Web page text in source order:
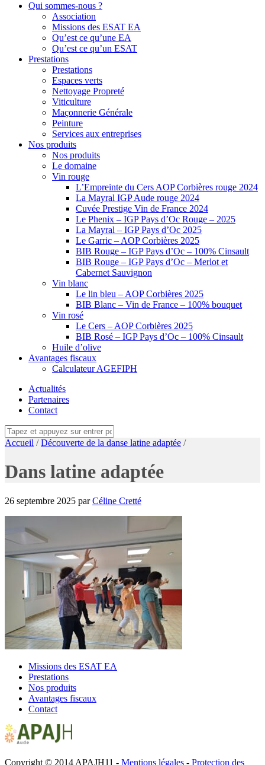
Qui sommes-nous ?
Association
Missions des ESAT EA
Qu’est ce qu’une EA
Qu’est ce qu’un ESAT
Prestations
Prestations
Espaces verts
Nettoyage Propreté
Viticulture
Maçonnerie Générale
Peinture
Services aux entreprises
Nos produits
Nos produits
Le domaine
Vin rouge
L’Empreinte du Cers AOP Corbières rouge 2024
La Mayral IGP Aude rouge 2024
Cuvée Prestige Vin de France 2024
Le Phenix – IGP Pays d’Oc Rouge – 2025
La Mayral – IGP Pays d’Oc 2025
Le Garric – AOP Corbières 2025
BIB Rouge – IGP Pays d’Oc – 100% Cinsault
BIB Rouge – IGP Pays d’Oc – Merlot et
Cabernet Sauvignon
Vin blanc
Le lin bleu – AOP Corbières 2025
BIB Blanc – Vin de France – 100% bouquet
Vin rosé
Le Cers – AOP Corbières 2025
BIB Rosé – IGP Pays d’Oc – 100% Cinsault
Huile d’olive
Avantages fiscaux
Calculateur AGEFIPH
Actualités
Partenaires
Contact
Accueil /Découverte de la danse latine adaptée /
Dans latine adaptée
26 septembre 2025 parCéline Cretté
Missions des ESAT EA
Prestations
Nos produits
Avantages fiscaux
Contact
Copyright © 2014 APAJH11 - Mentions légales - Protection des